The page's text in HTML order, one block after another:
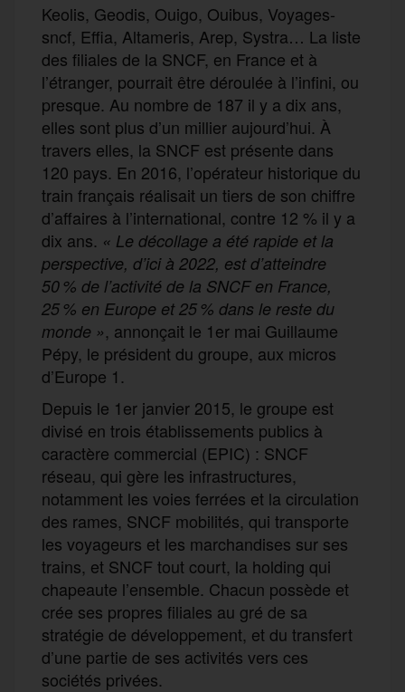
Keolis, Geodis, Ouigo, Ouibus, Voyages-
sncf, Effia, Altameris, Arep, Systra… La liste
des filiales de la SNCF, en France et à
l’étranger, pourrait être déroulée à l’infini, ou
presque. Au nombre de 187 il y a dix ans,
elles sont plus d’un millier aujourd’hui. À
travers elles, la SNCF est présente dans
120 pays. En 2016, l’opérateur historique du
train français réalisait un tiers de son chiffre
d’affaires à l’international, contre 12 % il y a
dix ans. « Le décollage a été rapide et la
perspective, d’ici à 2022, est d’atteindre
50 % de l’activité de la SNCF en France,
25 % en Europe et 25 % dans le reste du
monde », annonçait le 1er mai Guillaume
Pépy, le président du groupe, aux micros
d’Europe 1.
Depuis le 1er janvier 2015, le groupe est
divisé en trois établissements publics à
caractère commercial (EPIC) : SNCF
réseau, qui gère les infrastructures,
notamment les voies ferrées et la circulation
des rames, SNCF mobilités, qui transporte
les voyageurs et les marchandises sur ses
trains, et SNCF tout court, la holding qui
chapeaute l’ensemble. Chacun possède et
crée ses propres filiales au gré de sa
stratégie de développement, et du transfert
d’une partie de ses activités vers ces
sociétés privées.